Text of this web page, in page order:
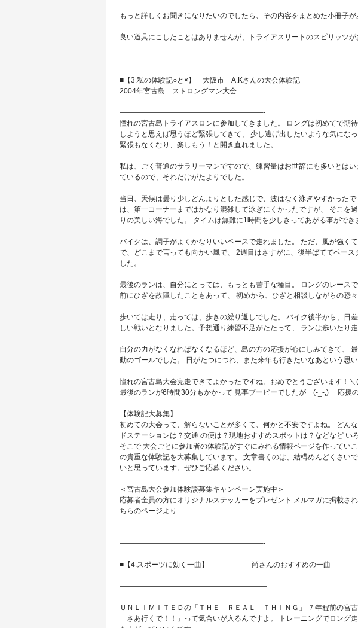
もっと詳しくお聞きになりたいのでしたら、その内容をまとめた小冊子が
良い道具にこしたことはありませんが、トライアスリートのスピリッツが
————————————————————
■【3.私の体験記○と×】 大阪市 A.Kさんの大
2004年宮古島 ストロングマン大会
————————————————————-
憧れの宮古島トライアスロンに参加してきました。 ロングは初めてで期
しようと思えば思うほど緊張してきて、 少し逃げ出したいような気にな
緊張もなくなり、楽しもう！と開き直れました。
私は、ごく普通のサラリーマンですので、練習量はお世辞にも多いとは
ているので、それだけがたよりでした。
当日、天候は曇り少しどんよりとした感じで、波はなく泳ぎやすかった
は、第一コーナーまではかなり混雑して泳ぎにくかったですが、 そこを
りの美しい海でした。 タイムは無難に1時間を少しきってあがる事ができ
バイクは、調子がよくかなりいいペースで走れました。 ただ、風が強く
で、どこまで言っても向かい風で、 2週目はさすがに、後半ばててペー
した。
最後のランは、自分にとっては、もっとも苦手な種目。 ロングのレース
前にひざを故障したこともあって、 初めから、ひざと相談しながらの恐々
歩いては走り、走っては、歩きの繰り返しでした。 バイク後半から、日
しい戦いとなりました。予想通り練習不足がたたって、 ランは歩いたり
自分の力がなくなればなくなるほど、島の方の応援が心にしみてきて、
動のゴールでした。 日がたつにつれ、また来年も行きたいなあという思い
憧れの宮古島大会完走できてよかったですね。おめでとうございます！
最後のランが6時間30分もかかって 見事ブービーでしたが (-_-;) 応援の
【体験記大募集】
初めての大会って、解らないことが多くて、何かと不安ですよね。 どん
ドステーションは？交通 の便は？現地おすすめスポットは？などなど
そこで 大会ごとに参加者の体験記がすぐにみれる情報ページを作ってい
の貴重な体験記を大募集しています。 文章書くのは、結構めんどくさい
いと思っています。ぜひご応募ください。
＜宮古島大会参加体験談募集キャンペーン実施中＞
応募者全員の方にオリジナルステッカーをプレゼント メルマガに掲載さ
ちらのページより
————————————————————-
■【4.スポーツに効く一曲】 尚さんのおすすめの一曲
————————————————————–
ＵＮＬＩＭＩＴＥＤの「ＴＨＥ ＲＥＡＬ ＴＨＩＮＧ」 ７年程前の宮
「さあ行くで！！」って気合いが入るんですよ。 トレーニングでロン